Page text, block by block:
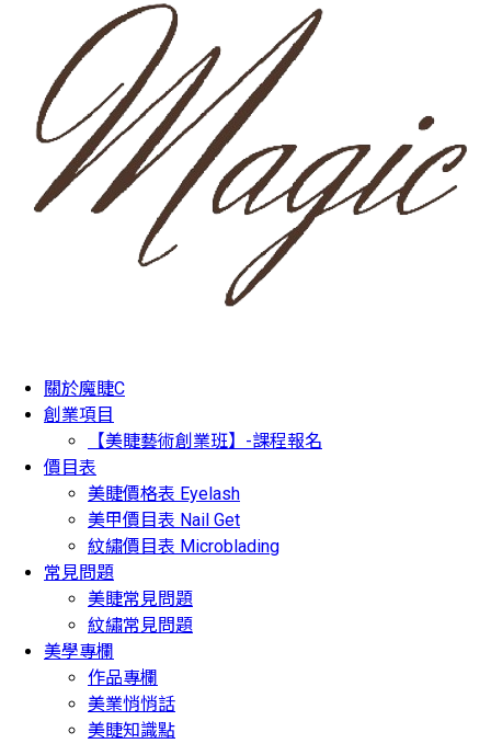
關於魔睫C
創業項目
【美睫藝術創業班】-課程報名
價目表
美睫價格表 Eyelash
美甲價目表 Nail Get
紋繡價目表 Microblading
常見問題
美睫常見問題
紋繡常見問題
美學專欄
作品專欄
美業悄悄話
美睫知識點